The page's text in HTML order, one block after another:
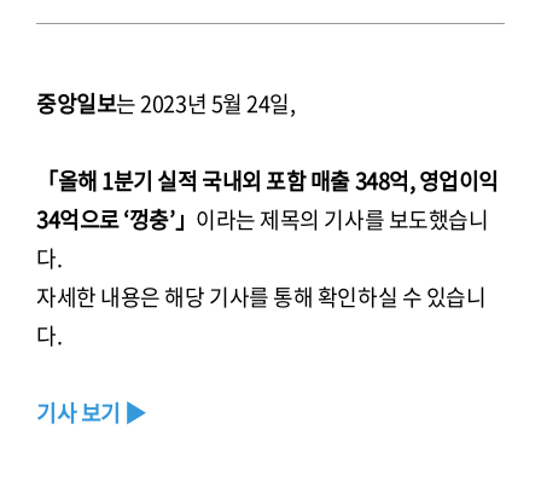
중앙일보는 2023년 5월 24일,
「올해 1분기 실적 국내외 포함 매출 348억, 영업이익
34억으로 ‘껑충’」 이라는 제목의 기사를 보도했습니
다.
자세한 내용은 해당 기사를 통해 확인하실 수 있습니
다.
기사 보기 ▶